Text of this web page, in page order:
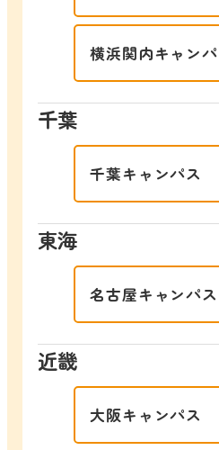
横浜関内キャン
千葉
千葉キャンパス
東海
名古屋キャンパス
近畿
大阪キャンパス